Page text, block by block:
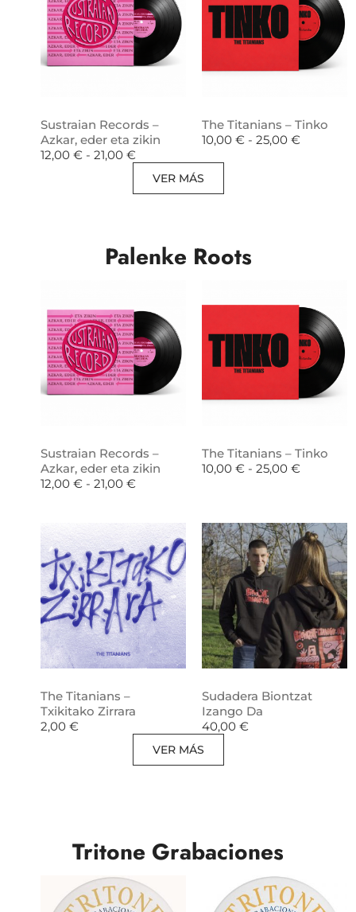
Sustraian Records –
Azkar, eder eta zikin
12,00 € - 21,00 €
The Titanians – Tinko
10,00 € - 25,00 €
VER MÁS
Palenke Roots
Sustraian Records –
Azkar, eder eta zikin
12,00 € - 21,00 €
The Titanians – Tinko
10,00 € - 25,00 €
The Titanians –
Txikitako Zirrara
2,00 €
Sudadera Biontzat
Izango Da
40,00 €
VER MÁS
Tritone Grabaciones